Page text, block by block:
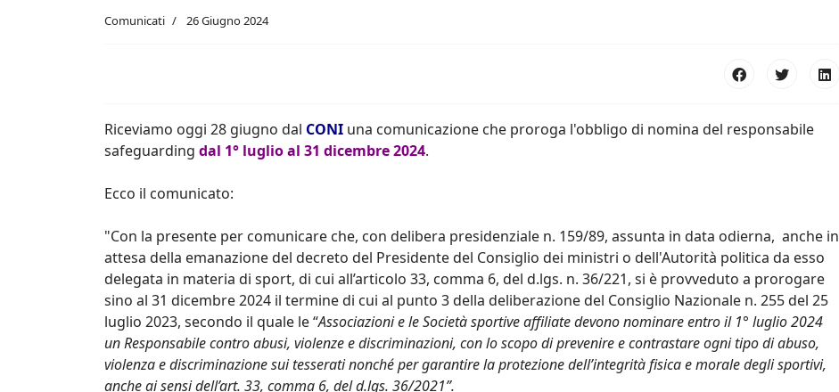
Comunicati 26 Giugno 2024
Riceviamo oggi 28 giugno dal CONI una comunicazione che proroga l'obbligo di nomina del responsabile
safeguarding dal 1° luglio al 31 dicembre 2024.
Ecco il comunicato:
"Con la presente per comunicare che, con delibera presidenziale n. 159/89, assunta in data odierna, anche in
attesa della emanazione del decreto del Presidente del Consiglio dei ministri o dell'Autorità politica da esso
delegata in materia di sport, di cui all’articolo 33, comma 6, del d.lgs. n. 36/221, si è provveduto a prorogare
sino al 31 dicembre 2024 il termine di cui al punto 3 della deliberazione del Consiglio Nazionale n. 255 del 25
luglio 2023, secondo il quale le “Associazioni e le Società sportive affiliate devono nominare entro il 1° luglio 2024
un Responsabile contro abusi, violenze e discriminazioni, con lo scopo di prevenire e contrastare ogni tipo di abuso,
violenza e discriminazione sui tesserati nonché per garantire la protezione dell’integrità fisica e morale degli sportivi,
anche ai sensi dell’art. 33, comma 6, del d.lgs. 36/2021”.